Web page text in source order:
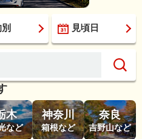
見頃日
木
など
神奈川
箱根など
奈良
吉野山など